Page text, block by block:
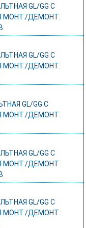
GL/GG С
МОНТ./ДЕМОНТ.
GL/GG С
МОНТ./ДЕМОНТ.
GL/GG С
МОНТ./ДЕМОНТ.
GL/GG С
МОНТ./ДЕМОНТ.
GL/GG С
МОНТ./ДЕМОНТ.